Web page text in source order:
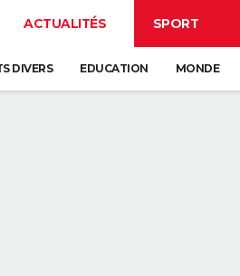
ACTUALITÉS SPORT
DIVERS EDUCATION MONDE